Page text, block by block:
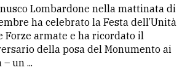
Lombardone nella mattinata di
ha celebrato la Festa dell’Unità
Forze armate e ha ricordato il
della posa del Monumento ai
un ...